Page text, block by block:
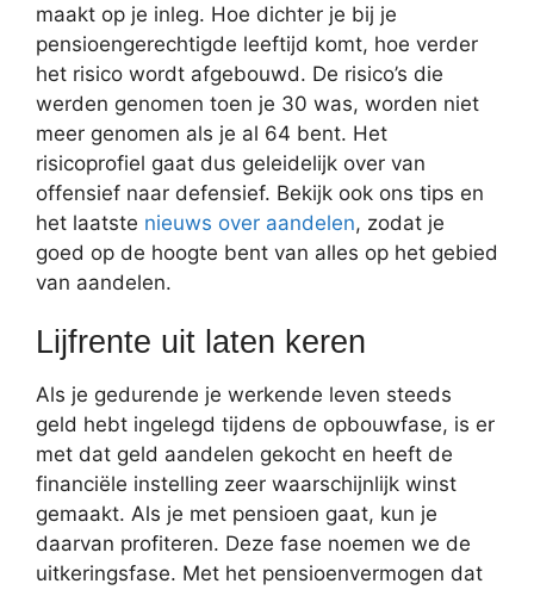
maakt op je inleg. Hoe dichter je bij je
pensioengerechtigde leeftijd komt, hoe verder
het risico wordt afgebouwd. De risico’s die
werden genomen toen je 30 was, worden niet
meer genomen als je al 64 bent. Het
risicoprofiel gaat dus geleidelijk over van
offensief naar defensief. Bekijk ook ons tips en
het laatste nieuws over aandelen, zodat je
goed op de hoogte bent van alles op het gebied
van aandelen.
Lijfrente uit laten keren
Als je gedurende je werkende leven steeds
geld hebt ingelegd tijdens de opbouwfase, is er
met dat geld aandelen gekocht en heeft de
financiële instelling zeer waarschijnlijk winst
gemaakt. Als je met pensioen gaat, kun je
daarvan profiteren. Deze fase noemen we de
uitkeringsfase. Met het pensioenvermogen dat